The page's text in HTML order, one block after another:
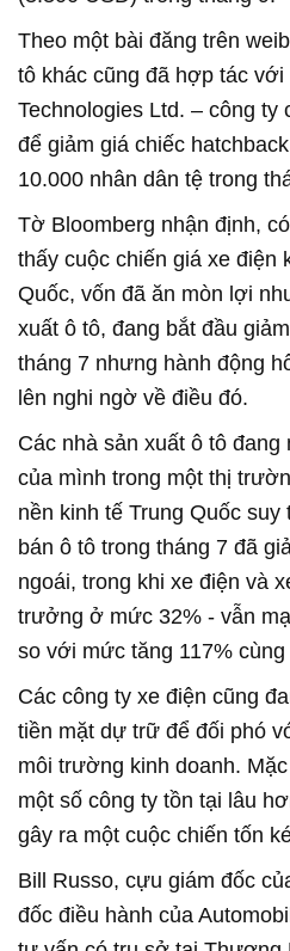
Theo một bài đăng trên
tô khác cũng đã hợp tác với
Technologies Ltd. – công ty
để giảm giá chiếc
10.000 nhân dân tệ trong
Tờ Bloomberg nhận định,
thấy cuộc chiến giá xe điện
Quốc, vốn đã ăn mòn lợi
xuất ô tô, đang bắt đầu
tháng 7 nhưng hành động
lên nghi ngờ về điều đó.
Các nhà sản xuất ô tô
của mình trong một thị
nền kinh tế Trung Quốc
bán ô tô trong tháng 7 đã
ngoái, trong khi xe điện và
trưởng ở mức 32% - vẫn
so với mức tăng 117%
Các công ty xe điện cũng
tiền mặt dự trữ để đối phó
môi trường kinh doanh.
một số công ty tồn tại lâu
gây ra một cuộc chiến tốn
Bill Russo, cựu giám đốc
đốc điều hành của